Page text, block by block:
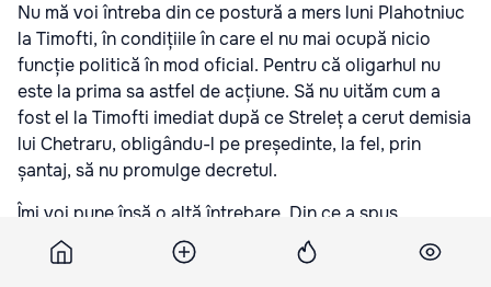
Nu mă voi întreba din ce postură a mers luni Plahotniuc
la Timofti, în condițiile în care el nu mai ocupă nicio
funcție politică în mod oficial. Pentru că oligarhul nu
este la prima sa astfel de acțiune. Să nu uităm cum a
fost el la Timofti imediat după ce Streleț a cerut demisia
lui Chetraru, obligându-l pe președinte, la fel, prin
șantaj, să nu promulge decretul.
Îmi voi pune însă o altă întrebare. Din ce a spus
Streleț și a confirmat indirect Lupu
, lui Timofti i s-a
cerut ca luni să semneze decretul, urmând ca până cel